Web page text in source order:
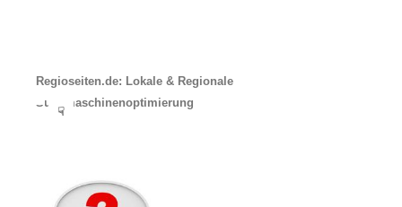
Regioseiten.de: Lokale & Regionale
Suchmaschinenoptimierung
☟